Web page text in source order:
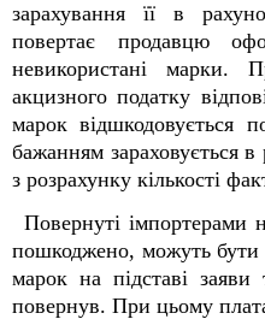
зарахування її в
повертає продавцю
невикористані марки.
акцизного податку
марок відшкодовується
бажанням зараховується
з розрахунку кількості
Повернуті імпортерами
пошкоджено, можуть бути
марок на підставі
повернув. При цьому